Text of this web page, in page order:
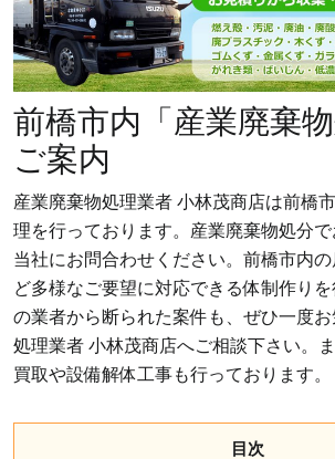
前橋市内「産業廃棄
ご案内
産業廃棄物処理業者 小林茂商店は前橋
理を行っております。産業廃棄物処分
当社にお問合わせください。 前橋市内
ど多様なご要望に対応できる体制作り
の業者から断られた案件も、ぜひ一度
処理業者 小林茂商店へご相談下さい。
買取や設備解体工事も行っております。
目次